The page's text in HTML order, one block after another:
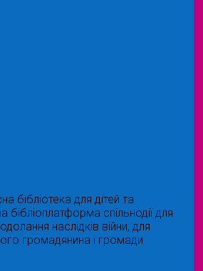
бібліотека для дітей та
бібліоплатформа спільнодії для
наслідків війни, для
громадянина і громади